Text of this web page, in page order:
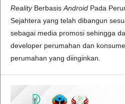
RealityBerbasis Android Pada
Sejahtera yang telah dibangun
sebagai media promosi sehingga
developer perumahan dan
perumahan yang diinginkan.